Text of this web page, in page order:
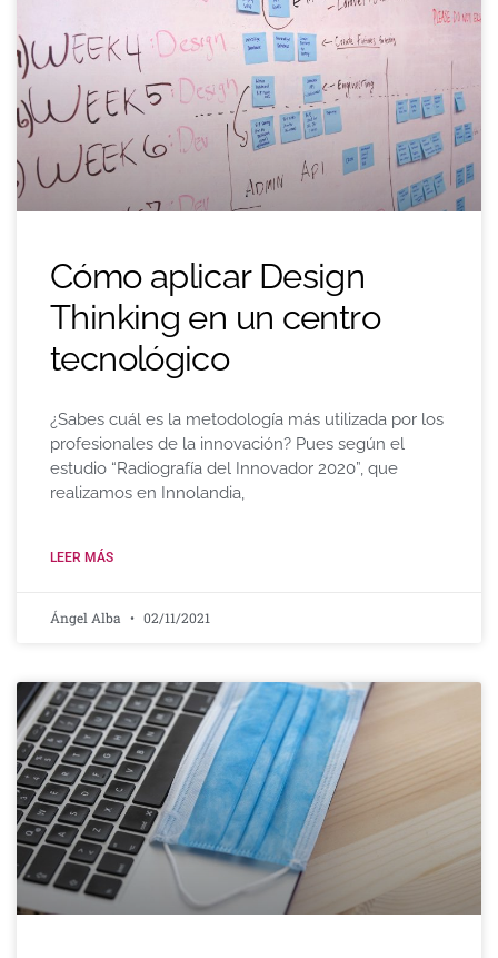
Cómo aplicar Design
Thinking en un centro
tecnológico
¿Sabes cuál es la metodología más utilizada por los
profesionales de la innovación? Pues según el
estudio “Radiografía del Innovador 2020”, que
realizamos en Innolandia,
LEER MÁS
Ángel Alba 02/11/2021